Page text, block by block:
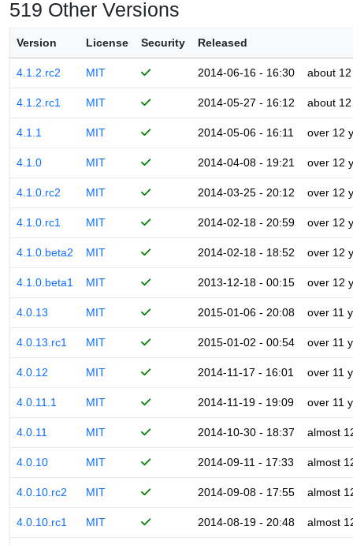
519 Other Versions
Version License Security Released
4.1.2.rc2 MIT 2014-06-16 - 16:30 about
4.1.2.rc1 MIT 2014-05-27 - 16:12 about
4.1.1 MIT 2014-05-06 - 16:11 over 12
4.1.0 MIT 2014-04-08 - 19:21 over 12
4.1.0.rc2 MIT 2014-03-25 - 20:12 over 12
4.1.0.rc1 MIT 2014-02-18 - 20:59 over 12
4.1.0.beta2 MIT 2014-02-18 - 18:52 over 12
4.1.0.beta1 MIT 2013-12-18 - 00:15 over 12
4.0.13 MIT 2015-01-06 - 20:08 over 11
4.0.13.rc1 MIT 2015-01-02 - 00:54 over 11
4.0.12 MIT 2014-11-17 - 16:01 over 11
4.0.11.1 MIT 2014-11-19 - 19:09 over 11
4.0.11 MIT 2014-10-30 - 18:37 almost
4.0.10 MIT 2014-09-11 - 17:33 almost
4.0.10.rc2 MIT 2014-09-08 - 17:55 almost
4.0.10.rc1 MIT 2014-08-19 - 20:48 almost